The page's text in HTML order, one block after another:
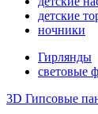
детские
ночники
Гирлянды
световые
3D Гипсовые